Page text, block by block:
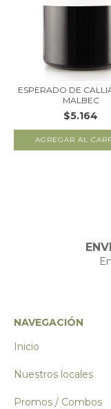
ESPERADO DE
MALBEC
$5.164
NAVEGACIÓN
Inicio
Nuestros locales
Promos / Combos